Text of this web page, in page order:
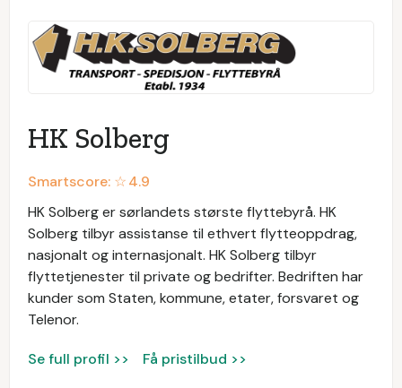
HK Solberg
Smartscore: ☆4.9
HK Solberg er sørlandets største flyttebyrå. HK
Solberg tilbyr assistanse til ethvert flytteoppdrag,
nasjonalt og internasjonalt. HK Solberg tilbyr
flyttetjenester til private og bedrifter. Bedriften har
kunder som Staten, kommune, etater, forsvaret og
Telenor.
Se full profil >> Få pristilbud >>